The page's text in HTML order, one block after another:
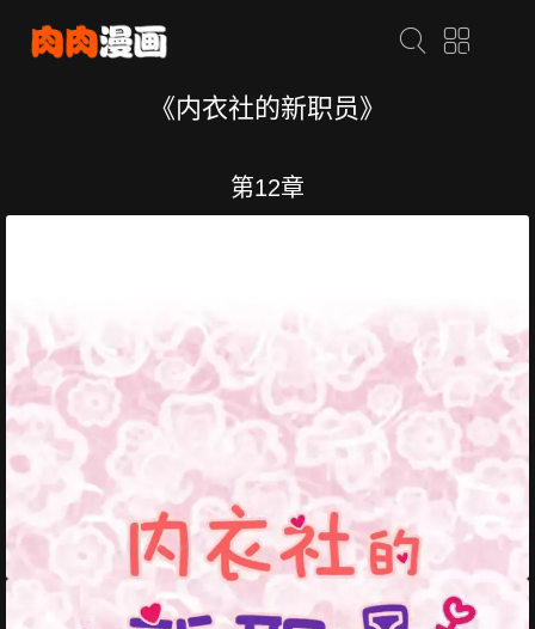
《内衣社的新职员》
第12章